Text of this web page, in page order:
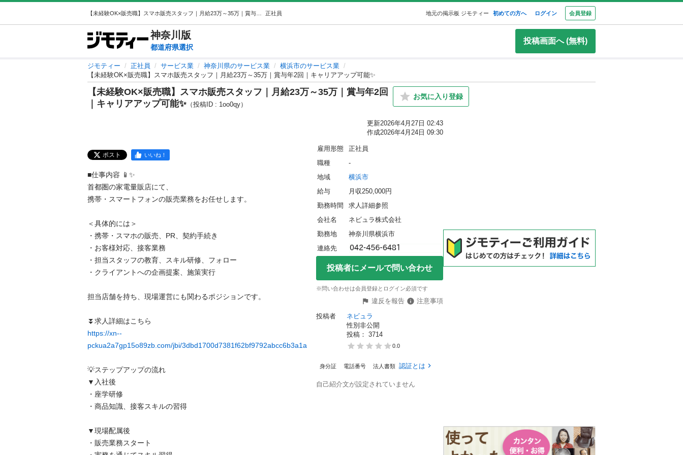
正社員 地元の掲示板 ジモティー 初めての方へ ログイン 会員登録
神奈川 版
都道府県選択
投稿画面へ (無料)
ジモティー 正社員 サービス業 神奈川県のサービス業
横浜市のサービス業
【未経験OK×販売職】スマホ販売スタッフ｜月給23万～35万｜賞与年2回｜キャリアアップ可能✨
【未経験OK×販売職】スマホ販売スタッフ｜月給23万～35万｜賞与年2回
｜キャリアアップ可能✨ （投稿ID : 1oo0qy）
お気に入り登録
更新2026年4月27日 02:43
作成2026年4月24日 09:30
ポスト いいね！
■仕事内容 📱✨
首都圏の家電量販店にて、
携帯・スマートフォンの販売業務をお任せします。
＜具体的には＞
・携帯・スマホの販売、PR、契約手続き
・お客様対応、接客業務
・担当スタッフの教育、スキル研修、フォロー
・クライアントへの企画提案、施策実行
担当店舗を持ち、現場運営にも関わるポジションです。
https://xn--
pckua2a7gp15o89zb.com/jbi/3dbd1700d7381f62bf9792abcc6b3a1a
💡ステップアップの流れ
▼入社後
・座学研修
・商品知識、接客スキルの習得
▼現場配属後
・販売業務スタート
雇用形態
正社員
職種
-
地域
横浜市
給与
月収250,000円
勤務時間
求人詳細参照
会社名
ネビュラ株式会社
勤務地
神奈川県横浜市
連絡先
投稿者にメールで問い合わせ
※問い合わせは会員登録とログイン必須です
違反を報告
注意事項
投稿者
ネビュラ
性別非公開
投稿： 3714
0.0
身分証 電話番号 法人書類 認証とは
自己紹介文が設定されていません